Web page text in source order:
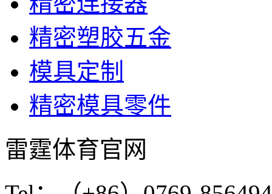
精密塑胶五金
模具定制
精密模具零件
雷霆体育官网